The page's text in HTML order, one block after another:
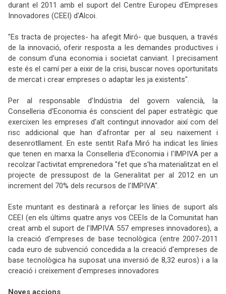
durant el 2011 amb el suport del Centre Europeu d'Empreses
Innovadores (CEEI) d'Alcoi.
"Es tracta de projectes- ha afegit Miró- que busquen, a través
de la innovació, oferir resposta a les demandes productives i
de consum d'una economia i societat canviant. I precisament
este és el camí per a eixir de la crisi, buscar noves oportunitats
de mercat i crear empreses o adaptar les ja existents".
Per al responsable d'Indústria del govern valencià, la
Conselleria d'Economia és conscient del paper estratègic que
exercixen les empreses d'alt contingut innovador així com del
risc addicional que han d'afrontar per al seu naixement i
desenrotllament. En este sentit Rafa Miró ha indicat les línies
que tenen en marxa la Conselleria d'Economia i l'IMPIVA per a
recolzar l'activitat emprenedora "fet que s'ha materialitzat en el
projecte de pressupost de la Generalitat per al 2012 en un
increment del 70% dels recursos de l'IMPIVA".
Este muntant es destinarà a reforçar les línies de suport als
CEEI (en els últims quatre anys vos CEEIs de la Comunitat han
creat amb el suport de l'IMPIVA 557 empreses innovadores), a
la creació d'empreses de base tecnològica (entre 2007-2011
cada euro de subvenció concedida a la creació d'empreses de
base tecnològica ha suposat una inversió de 8,32 euros) i a la
creació i creixement d'empreses innovadores
Noves accions